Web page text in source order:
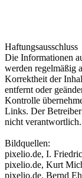
Haftungsausschluss
Die Informationen
werden regelmäßig
Korrektheit der
entfernt oder
Kontrolle
Links. Der
nicht verantwortlich.
Bildquellen:
pixelio.de, I.
pixelio.de, Kurt
pixelio.de, Bernd